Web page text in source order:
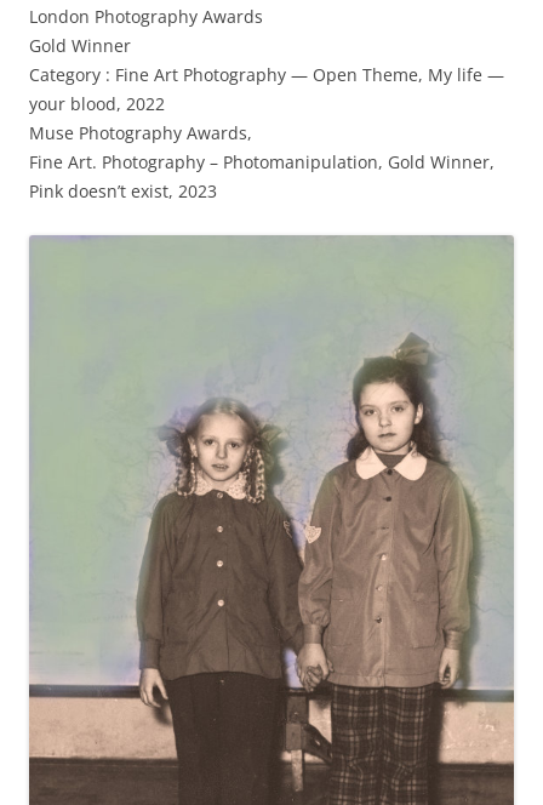
Lon­don Pho­tog­ra­phy Awards
Gold Winner
Cat­e­go­ry : Fine Art Pho­tog­ra­phy — Open Theme, My life —
your blood, 2022
Muse Pho­tog­ra­phy Awards,
Fine Art. Pho­tog­ra­phy – Pho­toma­nip­u­la­tion, Gold Win­ner,
Pink does­n’t exist, 2023